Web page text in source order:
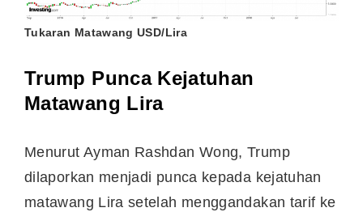
Tukaran Matawang USD/Lira
Trump Punca Kejatuhan
Matawang Lira
Menurut Ayman Rashdan Wong, Trump
dilaporkan menjadi punca kepada kejatuhan
matawang Lira setelah menggandakan tarif ke